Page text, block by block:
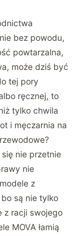
bez powodu,
powtarzalna,
może dziś być
tej pory
ręcznej, to
tylko chwila
i męczarnia na
nie przetnie
nie
z
są nie tylko
z racji swojego
MOVA łamią